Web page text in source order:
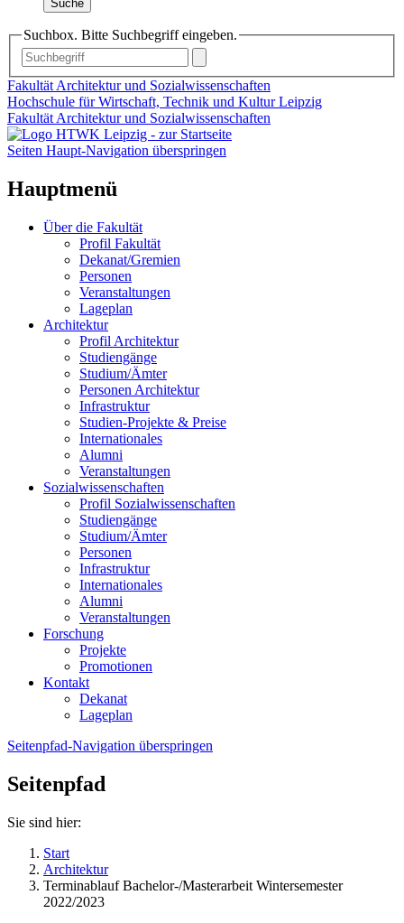
Suche
Suchbox. Bitte Suchbegriff eingeben.
Fakultät Architektur und Sozialwissenschaften
Hochschule für Wirtschaft, Technik und Kultur Leipzig
Fakultät Architektur und Sozialwissenschaften
Seiten Haupt-Navigation überspringen
Hauptmenü
Über die Fakultät
Profil Fakultät
Dekanat/Gremien
Personen
Veranstaltungen
Lageplan
Architektur
Profil Architektur
Studiengänge
Studium/Ämter
Personen Architektur
Infrastruktur
Studien-Projekte & Preise
Internationales
Alumni
Veranstaltungen
Sozialwissenschaften
Profil Sozialwissenschaften
Studiengänge
Studium/Ämter
Personen
Infrastruktur
Internationales
Alumni
Veranstaltungen
Forschung
Projekte
Promotionen
Kontakt
Dekanat
Lageplan
Seitenpfad-Navigation überspringen
Seitenpfad
Sie sind hier:
Start
Architektur
Terminablauf Bachelor-/Masterarbeit Wintersemester
2022/2023